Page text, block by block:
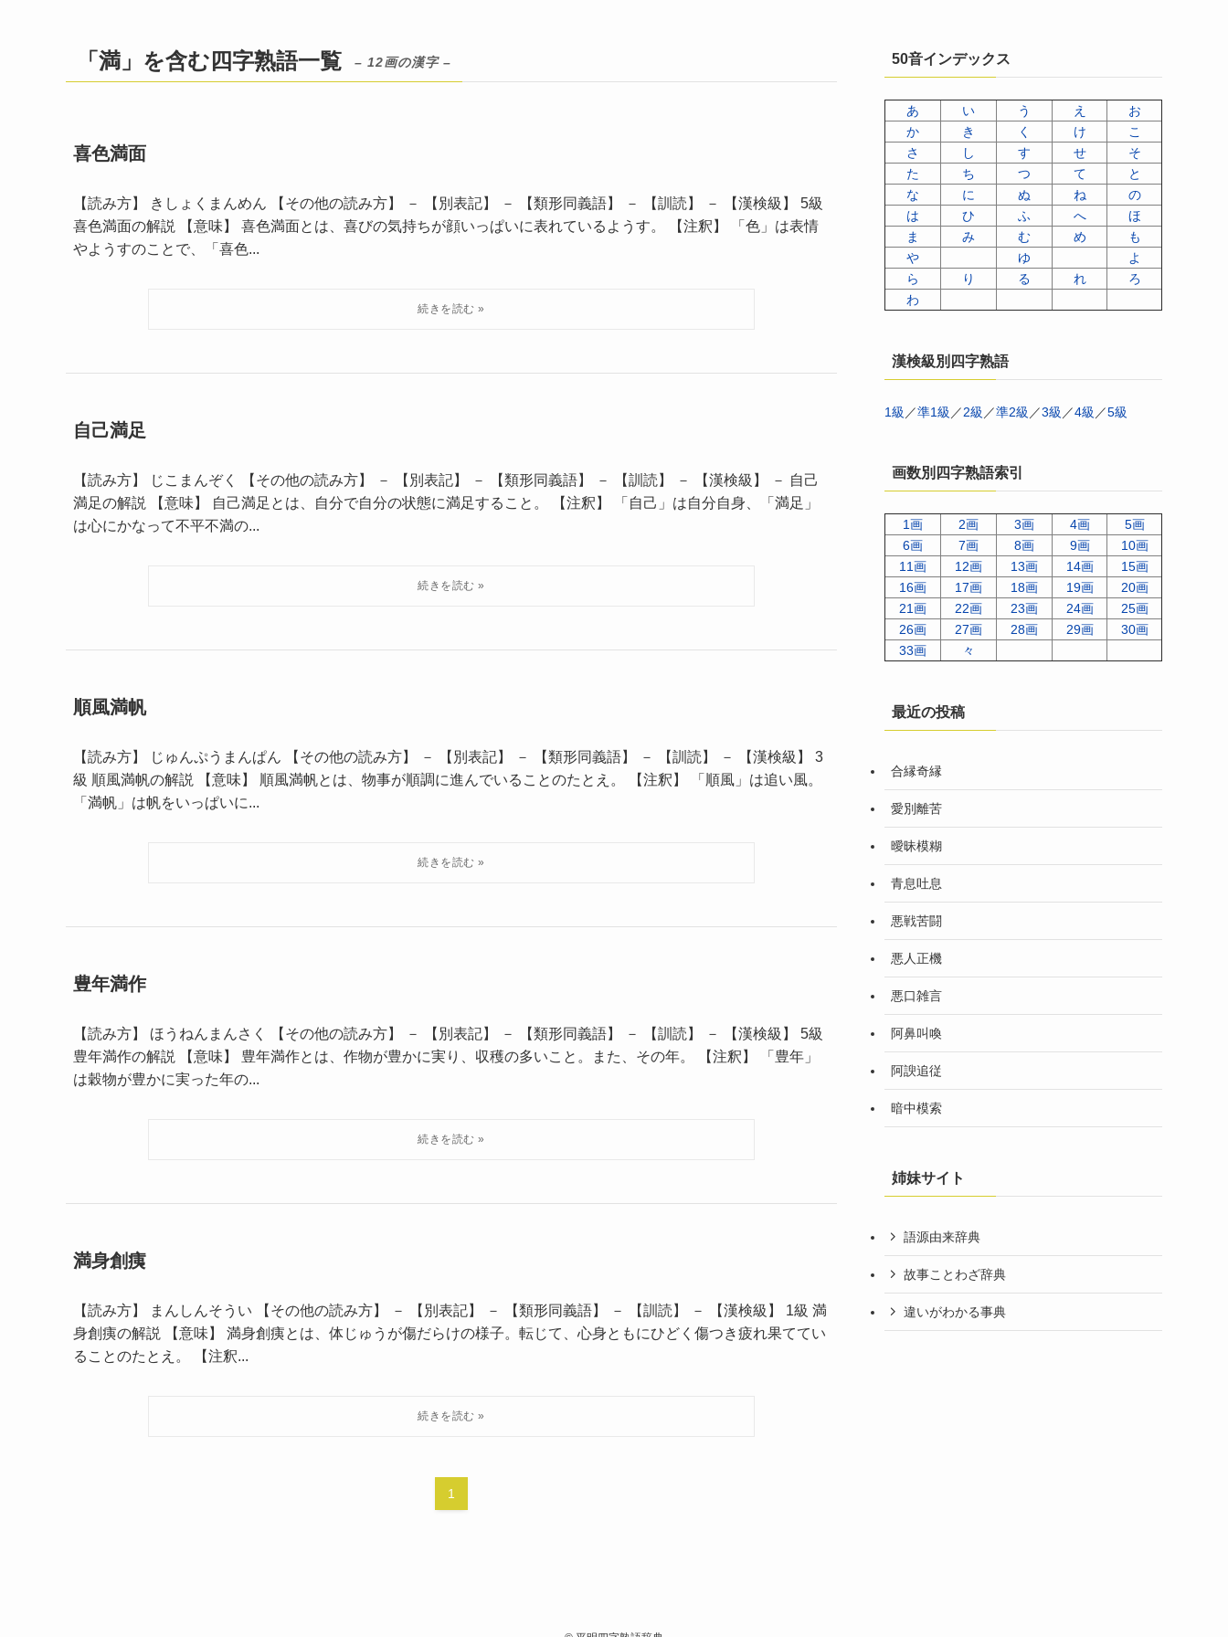
「満」を含む四字熟語一覧 – 12画の漢字 –
喜色満面
【読み方】 きしょくまんめん 【その他の読み方】 － 【別表記】 － 【類形同義語】 － 【訓読】 － 【漢検級】 5級
喜色満面の解説 【意味】 喜色満面とは、喜びの気持ちが顔いっぱいに表れているようす。 【注釈】 「色」は表情
やようすのことで、「喜色...
自己満足
【読み方】 じこまんぞく 【その他の読み方】 － 【別表記】 － 【類形同義語】 － 【訓読】 － 【漢検級】 － 自己
満足の解説 【意味】 自己満足とは、自分で自分の状態に満足すること。 【注釈】 「自己」は自分自身、「満足」
は心にかなって不平不満の...
順風満帆
【読み方】 じゅんぷうまんぱん 【その他の読み方】 － 【別表記】 － 【類形同義語】 － 【訓読】 － 【漢検級】 3
級 順風満帆の解説 【意味】 順風満帆とは、物事が順調に進んでいることのたとえ。 【注釈】 「順風」は追い風。
「満帆」は帆をいっぱいに...
豊年満作
【読み方】 ほうねんまんさく 【その他の読み方】 － 【別表記】 － 【類形同義語】 － 【訓読】 － 【漢検級】 5級
豊年満作の解説 【意味】 豊年満作とは、作物が豊かに実り、収穫の多いこと。また、その年。 【注釈】 「豊年」
は穀物が豊かに実った年の...
満身創痍
【読み方】 まんしんそうい 【その他の読み方】 － 【別表記】 － 【類形同義語】 － 【訓読】 － 【漢検級】 1級 満
身創痍の解説 【意味】 満身創痍とは、体じゅうが傷だらけの様子。転じて、心身ともにひどく傷つき疲れ果ててい
ることのたとえ。 【注釈...
1
50音インデックス
あ い う え
お
か
き く け
こ
さ
し す せ
そ
た
ち つ て
と
な
に ぬ ね
の
は
ひ ふ へ
ほ
ま
み む め
も
や
ゆ
よ
ら
り る れ
ろ
わ
漢検級別四字熟語
1級 ／準1級 ／2級 ／準2級 ／3級 ／4級 ／5級
画数別四字熟語索引
1画 2画 3画 4画
5画
6画
7画 8画 9画
10画
11画
12画 13画 14画
15画
16画
17画 18画 19画
20画
21画
22画 23画 24画
25画
26画
27画 28画 29画
30画
33画
々
最近の投稿
合縁奇縁
愛別離苦
曖昧模糊
青息吐息
悪戦苦闘
悪人正機
悪口雑言
阿鼻叫喚
阿諛追従
暗中模索
姉妹サイト
語源由来辞典
故事ことわざ辞典
違いがわかる事典